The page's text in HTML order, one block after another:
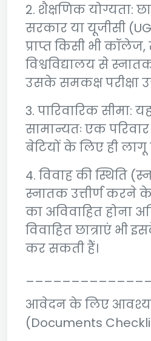
2. शैक्षणिक योग्यता:
सरकार या यूजीसी
प्राप्त किसी भी
विश्वविद्यालय से
उसके समकक्ष परीक्षा
3. पारिवारिक सीमा:
सामान्यतः एक
बेटियों के लिए ही लागू
4. विवाह की स्थिति
स्नातक उत्तीर्ण करने
का अविवाहित होना
विवाहित छात्राएं भी
कर सकती हैं।
आवेदन के लिए
(Documents